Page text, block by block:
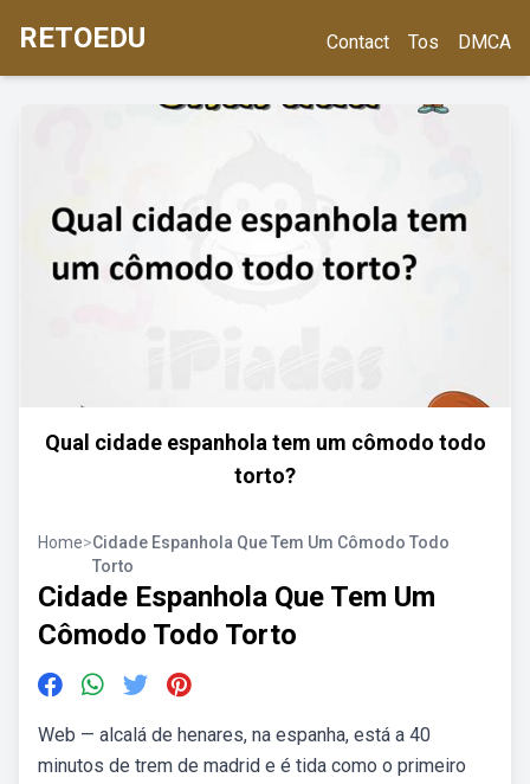
RETOEDU Contact Tos DMCA
Qual cidade espanhola tem um cômodo todo
torto?
Home>Cidade Espanhola Que Tem Um Cômodo Todo
Torto
Cidade Espanhola Que Tem Um
Cômodo Todo Torto
Web — alcalá de henares, na espanha, está a 40
minutos de trem de madrid e é tida como o primeiro